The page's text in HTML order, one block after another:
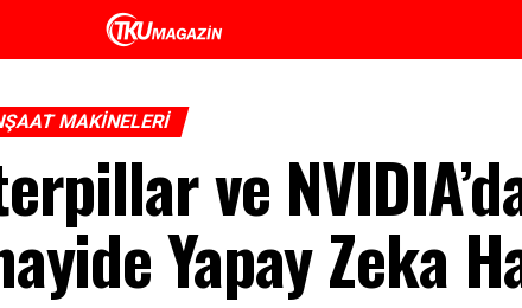
MAKINELERI
ve
Yapay Zeka